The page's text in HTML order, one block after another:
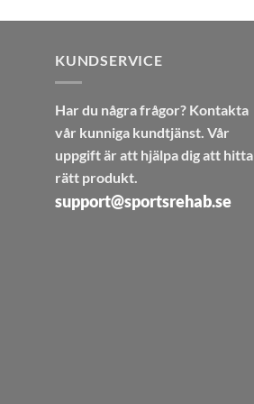
KUNDSERVICE
Har du några frågor? Kontakta
vår kunniga kundtjänst. Vår
uppgift är att hjälpa dig att hitta
rätt produkt.
support@sportsrehab.se